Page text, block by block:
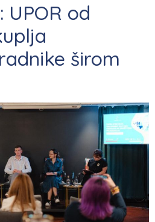
UPOR od
širom